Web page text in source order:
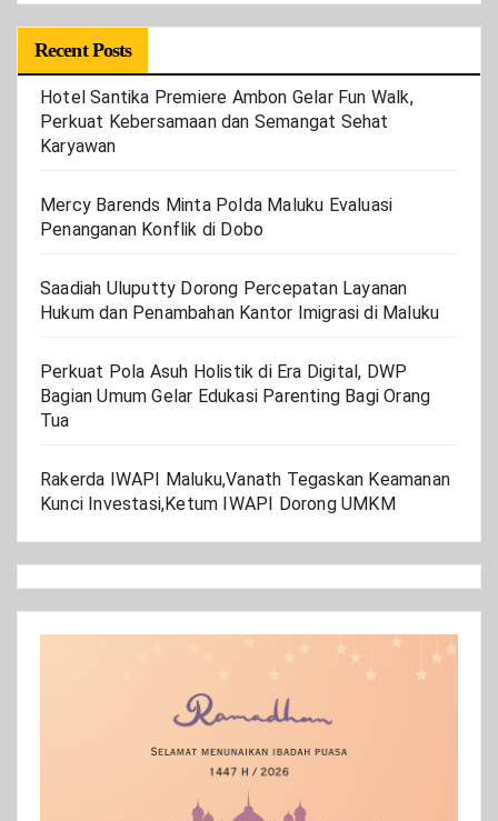
Recent Posts
Hotel Santika Premiere Ambon Gelar Fun Walk,
Perkuat Kebersamaan dan Semangat Sehat
Karyawan
Mercy Barends Minta Polda Maluku Evaluasi
Penanganan Konflik di Dobo
Saadiah Uluputty Dorong Percepatan Layanan
Hukum dan Penambahan Kantor Imigrasi di Maluku
Perkuat Pola Asuh Holistik di Era Digital, DWP
Bagian Umum Gelar Edukasi Parenting Bagi Orang
Tua
Rakerda IWAPI Maluku,Vanath Tegaskan Keamanan
Kunci Investasi,Ketum IWAPI Dorong UMKM